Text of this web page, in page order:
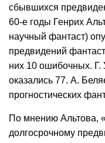
сбывшихся
60-е годы Генрих
научный фантаст)
предвидений
них 10 ошибочных. Г.
оказались 77. А.
прогностических
По мнению Альтова,
долгосрочному